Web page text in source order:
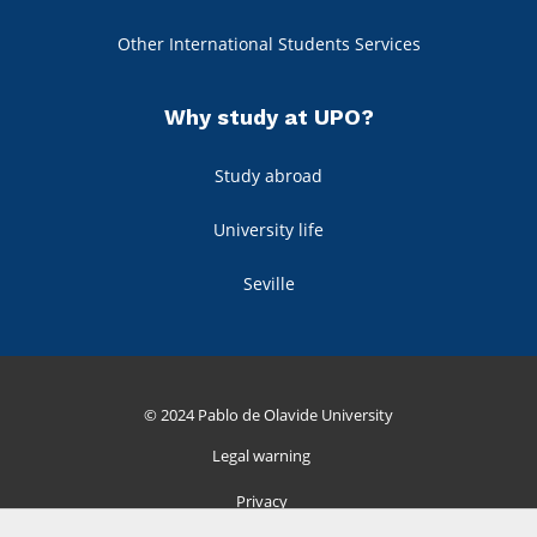
Other International Students Services
Why study at UPO?
Study abroad
University life
Seville
© 2024 Pablo de Olavide University
Legal warning
Privacy